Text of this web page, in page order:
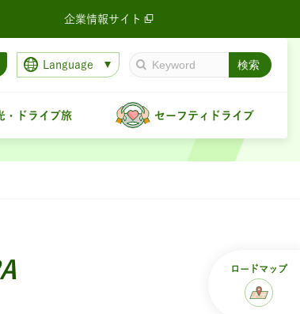
企業情報サイト
Language
・ドライブ旅 セーフティドライブ
ロードマップ